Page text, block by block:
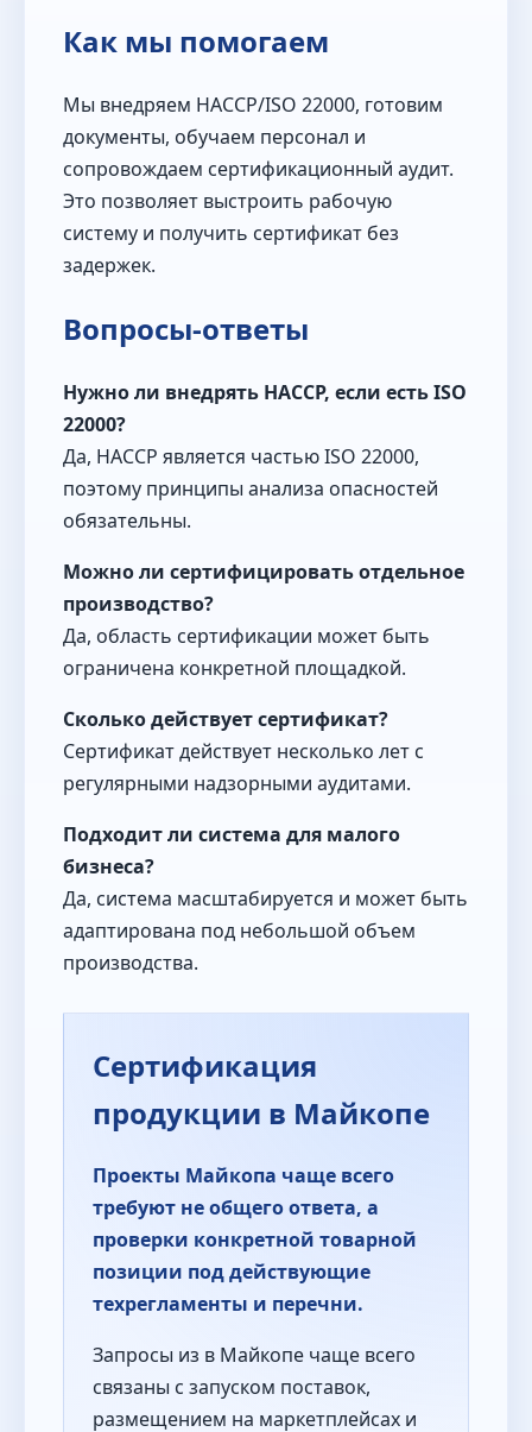
Как мы помогаем
Мы внедряем HACCP/ISO 22000, готовим
документы, обучаем персонал и
сопровождаем сертификационный аудит.
Это позволяет выстроить рабочую
систему и получить сертификат без
задержек.
Вопросы-ответы
Нужно ли внедрять HACCP, если есть ISO
22000?
Да, HACCP является частью ISO 22000,
поэтому принципы анализа опасностей
обязательны.
Можно ли сертифицировать отдельное
производство?
Да, область сертификации может быть
ограничена конкретной площадкой.
Сколько действует сертификат?
Сертификат действует несколько лет с
регулярными надзорными аудитами.
Подходит ли система для малого
бизнеса?
Да, система масштабируется и может быть
адаптирована под небольшой объем
производства.
Сертификация
продукции в Майкопе
Проекты Майкопа чаще всего
требуют не общего ответа, а
проверки конкретной товарной
позиции под действующие
техрегламенты и перечни.
Запросы из в Майкопе чаще всего
связаны с запуском поставок,
размещением на маркетплейсах и